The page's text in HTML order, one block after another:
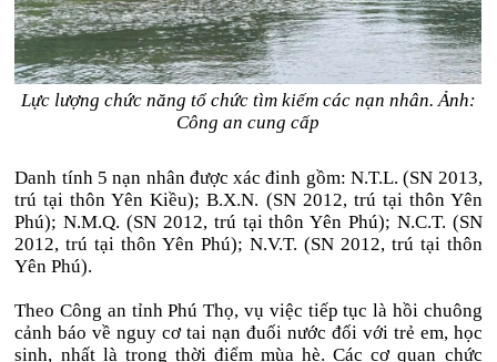
Lực lượng chức năng tổ chức tìm kiếm các nạn nhân. Ảnh:
Công an cung cấp
Danh tính 5 nạn nhân được xác đinh gồm: N.T.L. (SN 2013,
trú tại thôn Yên Kiều); B.X.N. (SN 2012, trú tại thôn Yên
Phú); N.M.Q. (SN 2012, trú tại thôn Yên Phú); N.C.T. (SN
2012, trú tại thôn Yên Phú); N.V.T. (SN 2012, trú tại thôn
Yên Phú).
Theo Công an tỉnh Phú Thọ, vụ việc tiếp tục là hồi chuông
cảnh báo về nguy cơ tai nạn đuối nước đối với trẻ em, học
sinh, nhất là trong thời điểm mùa hè. Các cơ quan chức